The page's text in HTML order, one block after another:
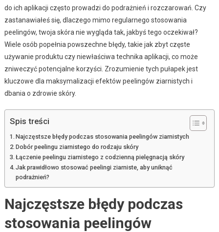
do ich aplikacji często prowadzi do podrażnień i rozczarowań. Czy
zastanawiałeś się, dlaczego mimo regularnego stosowania
peelingów, twoja skóra nie wygląda tak, jakbyś tego oczekiwał?
Wiele osób popełnia powszechne błędy, takie jak zbyt częste
używanie produktu czy niewłaściwa technika aplikacji, co może
zniweczyć potencjalne korzyści. Zrozumienie tych pułapek jest
kluczowe dla maksymalizacji efektów peelingów ziarnistych i
dbania o zdrowie skóry.
Spis treści
Najczęstsze błędy podczas stosowania peelingów ziarnistych
Dobór peelingu ziarnistego do rodzaju skóry
Łączenie peelingu ziarnistego z codzienną pielęgnacją skóry
Jak prawidłowo stosować peelingi ziarniste, aby uniknąć
podrażnień?
Najczęstsze błędy podczas
stosowania peelingów